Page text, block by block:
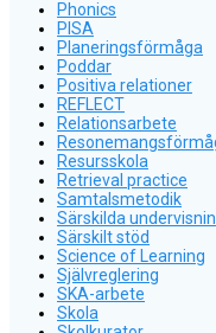
Phonics
PISA
Planeringsförmåga
Poddar
Positiva relationer
REFLECT
Relationsarbete
Resursskola
Retrieval practice
Samtalsmetodik
Särskilda
Särskilt stöd
Science of Learning
Självreglering
SKA-arbete
Skola